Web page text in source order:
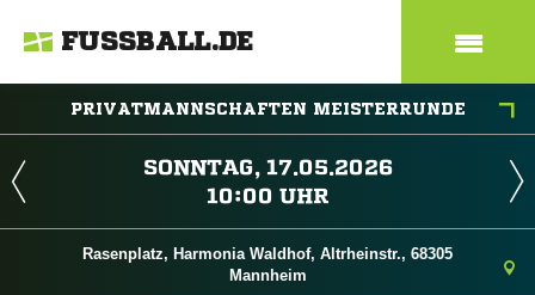
FUSSBALL.DE
PRIVATMANNSCHAFTEN MEISTERRUNDE
 
 
Rasenplatz, Harmonia Waldhof, Altrheinstr., 68305
Mannheim